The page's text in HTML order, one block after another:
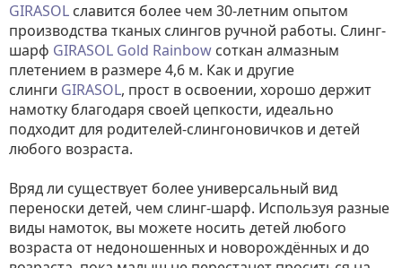
GIRASOL славится более чем 30-летним опытом
производства тканых слингов ручной работы. Слинг-
шарф GIRASOL Gold Rainbow соткан алмазным
плетением в размере 4,6 м. Как и другие
слинги GIRASOL, прост в освоении, хорошо держит
намотку благодаря своей цепкости, идеально
подходит для родителей-слингоновичков и детей
любого возраста.
Вряд ли существует более универсальный вид
переноски детей, чем слинг-шарф. Используя разные
виды намоток, вы можете носить детей любого
возраста от недоношенных и новорождённых и до